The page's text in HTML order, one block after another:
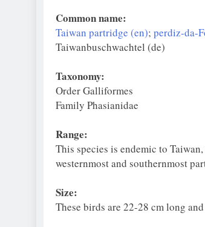
Common name:
Taiwan partridge (en); perdiz-da-
Taiwanbuschwachtel (de)
Taxonomy:
Order Galliformes
Family Phasianidae
Range:
This species is endemic to
westernmost and southernmost
Size:
These birds are 22-28 cm long